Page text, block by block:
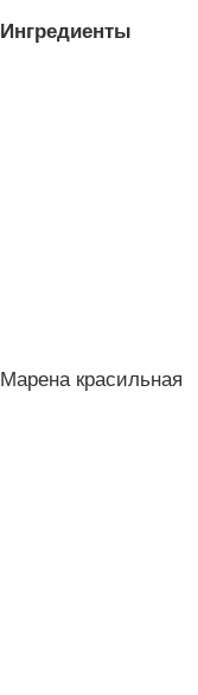
Ингредиенты
Марена красильная